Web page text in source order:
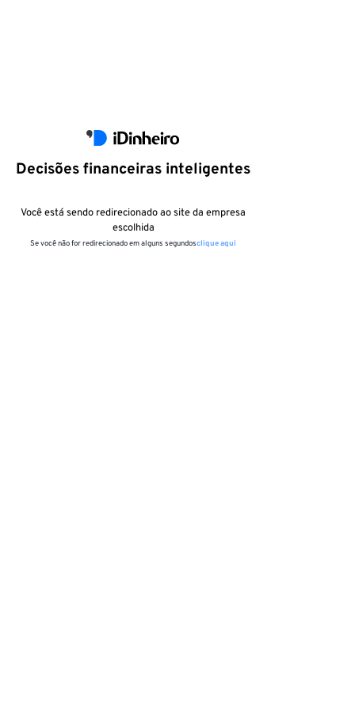
Decisões financeiras inteligentes
Você está sendo redirecionado ao site da empresa
escolhida
Se você não for redirecionado em alguns segundosclique aqui